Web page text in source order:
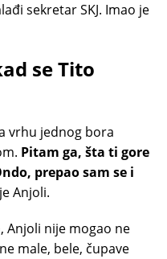
sekretar SKJ. Imao je
se Tito
vrhu jednog bora
Pitam ga, šta ti gore
prepao sam se i
Anjoli.
Anjoli nije mogao ne
male, bele, čupave